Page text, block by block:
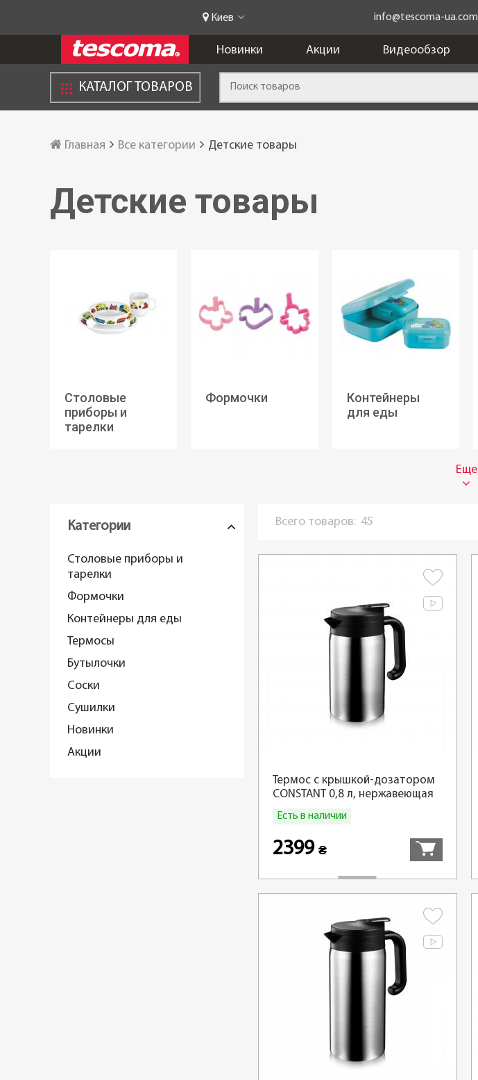
Киев info@tescoma-ua.com
Новинки Акции Видеообзор
КАТАЛОГ ТОВАРОВ
Главная Все категории Детские товары
Детские товары
Столовые
приборы и
тарелки
Формочки
Контейнеры
для еды
Еще
Категории
Столовые приборы и
тарелки
Формочки
Контейнеры для еды
Термосы
Бутылочки
Соски
Сушилки
Новинки
Акции
Всего товаров: 45
Термос с крышкой-дозатором
CONSTANT 0,8 л, нержавеющая
Есть в наличии
2399 ₴